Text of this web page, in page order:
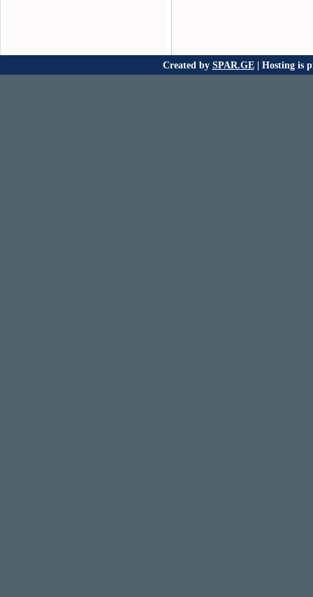
Created by SPAR.GE| Hosting is